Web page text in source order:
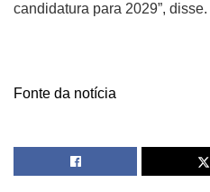
candidatura para 2029”, disse.
Fonte da notícia